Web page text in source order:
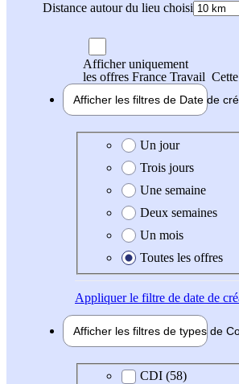
Distance autour du lieu choisi
Afficher uniquement
les offres France Travail
Afficher les filtres de Date de
Date de création de l'offre
Un jour
Trois jours
Une semaine
Deux semaines
Un mois
Toutes les offres
Appliquerle filtre de date de
Afficher les filtres de types de
Type de contratCDI (58)